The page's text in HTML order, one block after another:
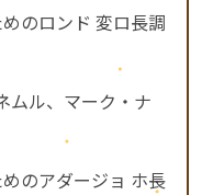
のロンド 変ロ長調
ムル、マーク・ナ
のアダージョ ホ長